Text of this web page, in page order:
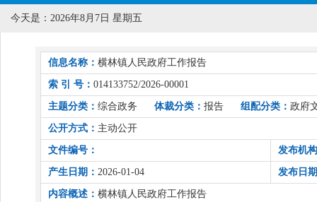
今天是： 2026年8月7日 星期五
信息名称： 横林镇人民政府工作报告
索 引 号： 014133752/2026-00001
主题分类： 综合政务 体裁分类： 报告 组配分类： 政府
公开方式： 主动公开
文件编号： 发布机
产生日期： 2026-01-04 发布日
内容概述： 横林镇人民政府工作报告